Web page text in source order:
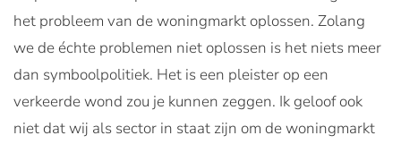
het probleem van de woningmarkt oplossen. Zolang
we de échte problemen niet oplossen is het niets meer
dan symboolpolitiek. Het is een pleister op een
verkeerde wond zou je kunnen zeggen. Ik geloof ook
niet dat wij als sector in staat zijn om de woningmarkt